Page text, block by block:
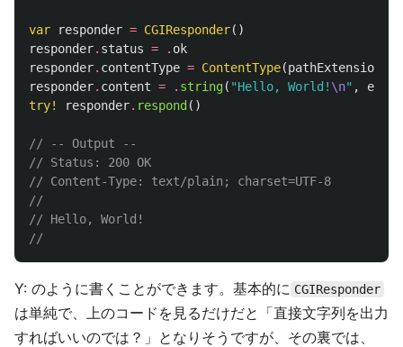
var responder = CGIResponder()
responder. status = . ok
responder. contentType = ContentType(pathExtension
responder. content = . string( "Hello, World! \n" ,
try!
responder. respond ()
// -- Output --
// Status: 200 OK
// Content-Type: text/plain; charset=UTF-8
//
// Hello, World!
//
Y: のように書くことができます。基本的に CGIResponder
は単純で、上のコードを見るだけだと「直接文字列を出力
すればいいのでは？」となりそうですが、その裏では、